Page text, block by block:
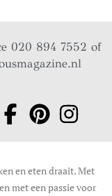
020 894 7552 of
en eten draait. Met
met een passie voor